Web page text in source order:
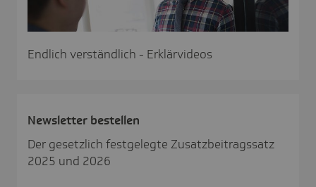
Endlich verständlich - Erklärvideos
News­letter bestellen
Der gesetzlich festgelegte Zusatzbeitragssatz
2025 und 2026